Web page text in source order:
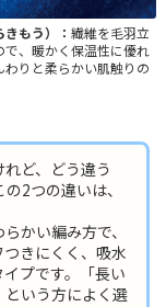
もう）： 繊維を毛羽立
で、暖かく保温性に優れ
わりと柔らかい肌触りの
ど、どう違う
2つの違いは、
かい編み方で、
きにくく、吸水
プです。「長い
いう方によく選